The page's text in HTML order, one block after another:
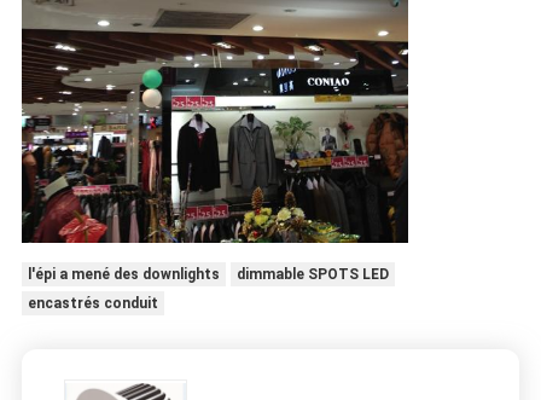
l'épi a mené des downlights
dimmable SPOTS LED
encastrés conduit